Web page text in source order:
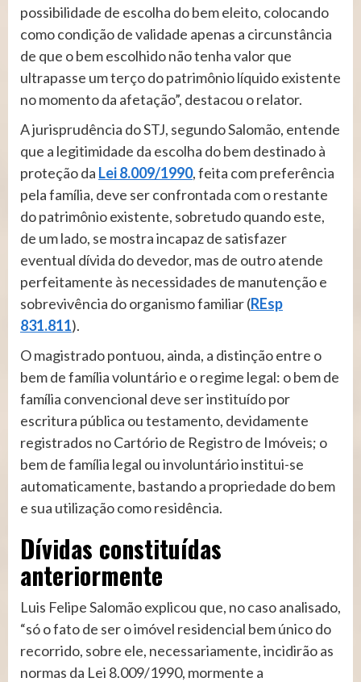
possibilidade de escolha do bem eleito, colocando
como condição de validade apenas a circunstância
de que o bem escolhido não tenha valor que
ultrapasse um terço do patrimônio líquido existente
no momento da afetação”, destacou o relator.
A jurisprudência do STJ, segundo Salomão, entende
que a legitimidade da escolha do bem destinado à
proteção da Lei 8.009/1990, feita com preferência
pela família, deve ser confrontada com o restante
do patrimônio existente, sobretudo quando este,
de um lado, se mostra incapaz de satisfazer
eventual dívida do devedor, mas de outro atende
perfeitamente às necessidades de manutenção e
sobrevivência do organismo familiar (REsp
831.811).
O magistrado pontuou, ainda, a distinção entre o
bem de família voluntário e o regime legal: o bem de
família convencional deve ser instituído por
escritura pública ou testamento, devidamente
registrados no Cartório de Registro de Imóveis; o
bem de família legal ou involuntário institui-se
automaticamente, bastando a propriedade do bem
e sua utilização como residência.
Dívidas constituídas
anteriormente
Luis Felipe Salomão explicou que, no caso analisado,
“só o fato de ser o imóvel residencial bem único do
recorrido, sobre ele, necessariamente, incidirão as
normas da Lei 8.009/1990, mormente a